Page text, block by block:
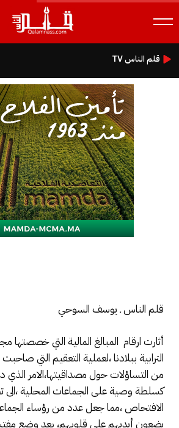
قلم الناس TV
قلم الناس ـ يوسف السوحي
أثارت ارقام المبالغ المالية التي خصصتها
الترابية ببلادنا ،لعملية التعقيم التي
من التساؤلات حول مصداقيتها،الامر الذي
كسلطة وصية على الجماعات المحلية
الافتحاص ،مما جعل عدد من رؤساء
يضعون أيديهم على قلوبهم، بعد وضع